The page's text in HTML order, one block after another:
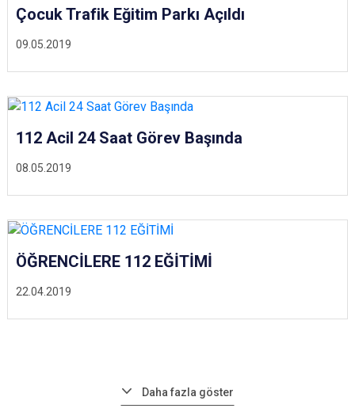
09.05.2019
Çocuk Trafik Eğitim Parkı Açıldı
08.05.2019
112 Acil 24 Saat Görev Başında
22.04.2019
ÖĞRENCİLERE 112 EĞİTİMİ
Daha fazla göster